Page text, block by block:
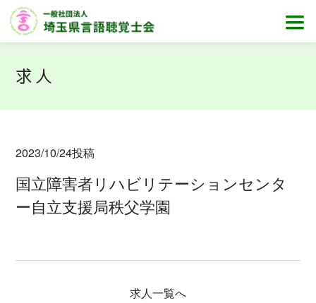
求人
2023/10/24投稿
国立障害者リハビリテーションセンタ
ー自立支援局秩父学園
求人一覧へ